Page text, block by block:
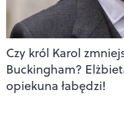
Czy król Karol
Buckingham?
opiekuna łabędzi!